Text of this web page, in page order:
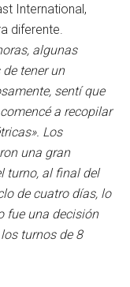
International,
diferente.
algunas
tener un
sentí que
a recopilar
Los
una gran
turno, al final del
de cuatro días, lo
fue una decisión
turnos de 8